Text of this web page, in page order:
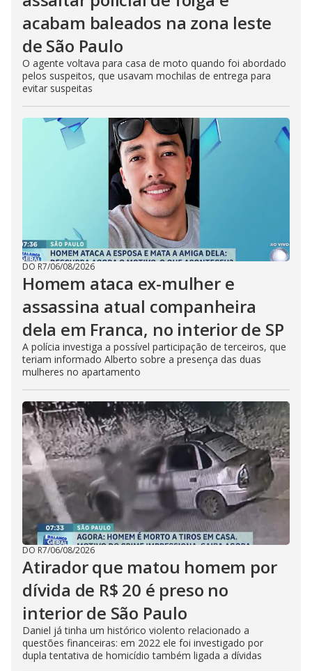
acabam baleados na zona leste
de São Paulo
O agente voltava para casa de moto quando foi abordado
pelos suspeitos, que usavam mochilas de entrega para
evitar suspeitas
DO R7/06/08/2026
Homem ataca ex-mulher e
assassina atual companheira
dela em Franca, no interior de SP
A polícia investiga a possível participação de terceiros, que
teriam informado Alberto sobre a presença das duas
mulheres no apartamento
DO R7/06/08/2026
Atirador que matou homem por
dívida de R$ 20 é preso no
interior de São Paulo
Daniel já tinha um histórico violento relacionado a
questões financeiras: em 2022 ele foi investigado por
dupla tentativa de homicídio também ligada a dívidas